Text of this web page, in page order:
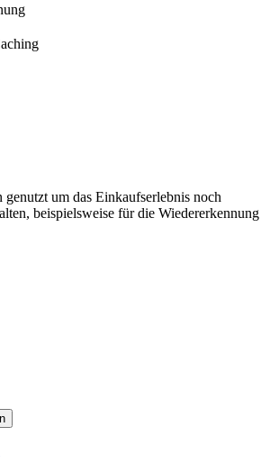
um das Einkaufserlebnis noch
beispielsweise für die Wiedererkennung